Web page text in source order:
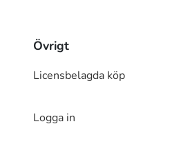
Övrigt
Licensbelagda köp
Logga in